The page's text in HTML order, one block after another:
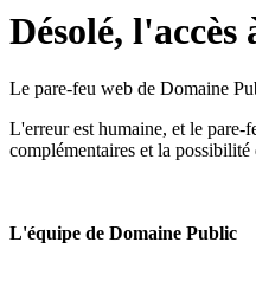
Désolé, l'accès
Le pare-feu web de Domaine
L'erreur est humaine, et le pare-
complémentaires et la
L'équipe de Domaine Public